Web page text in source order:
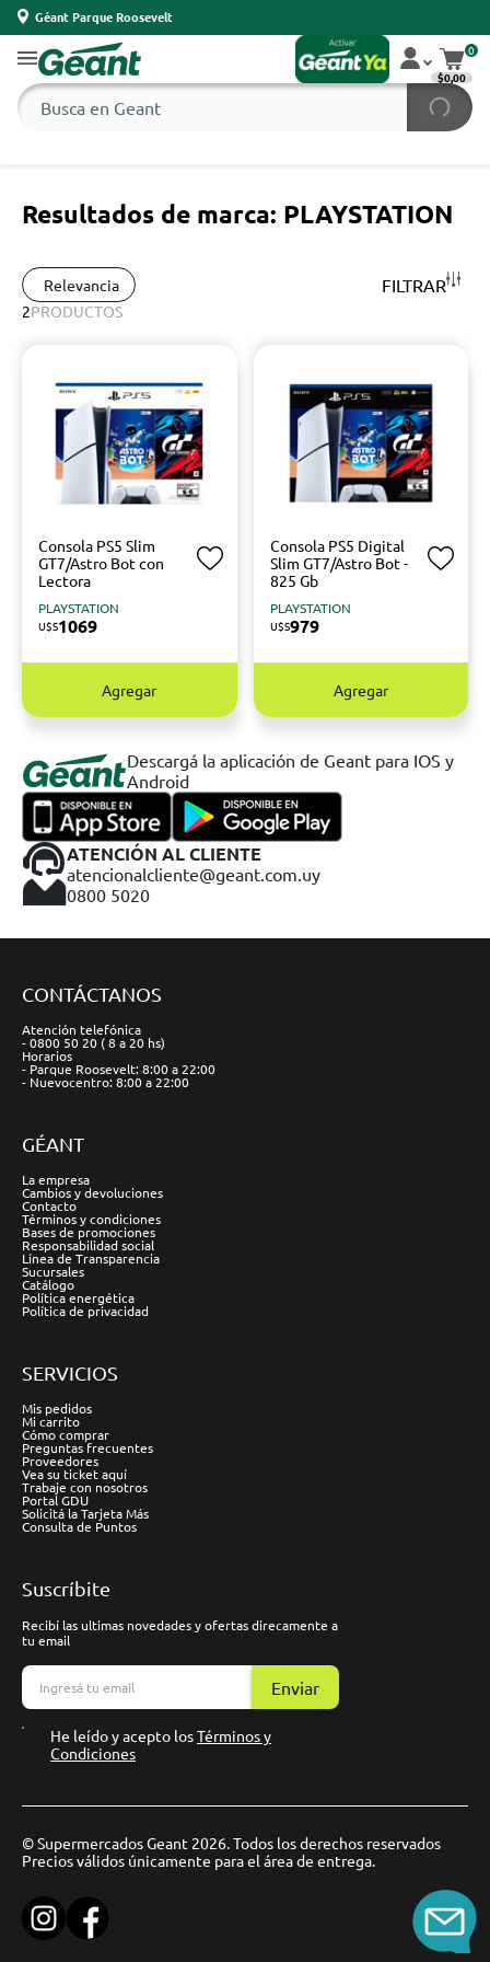
Géant Parque Roosevelt
0
$0,00
Resultados de marca: PLAYSTATION
Relevancia FILTRAR
2PRODUCTOS
Consola PS5 Slim
GT7/Astro Bot con
Lectora
PLAYSTATION
U$S1069
Agregar
Consola PS5 Digital
Slim GT7/Astro Bot -
825 Gb
PLAYSTATION
U$S979
Agregar
Descargá la aplicación de Geant para IOS y
Android
ATENCIÓN AL CLIENTE
atencionalcliente@geant.com.uy
0800 5020
CONTÁCTANOS
Atención telefónica
- 0800 50 20 ( 8 a 20 hs)
Horarios
- Parque Roosevelt: 8:00 a 22:00
- Nuevocentro: 8:00 a 22:00
GÉANT
La empresa
Cambios y devoluciones
Contacto
Términos y condiciones
Bases de promociones
Responsabilidad social
Línea de Transparencia
Sucursales
Catálogo
Política energética
Política de privacidad
SERVICIOS
Mis pedidos
Mi carrito
Cómo comprar
Preguntas frecuentes
Proveedores
Vea su ticket aquí
Trabaje con nosotros
Portal GDU
Solicitá la Tarjeta Más
Consulta de Puntos
Suscríbite
Recibí las ultimas novedades y ofertas direcamente a
tu email
Enviar
He leído y acepto losTérminos y
Condiciones
© Supermercados Geant 2026. Todos los derechos reservados
Precios válidos únicamente para el área de entrega.